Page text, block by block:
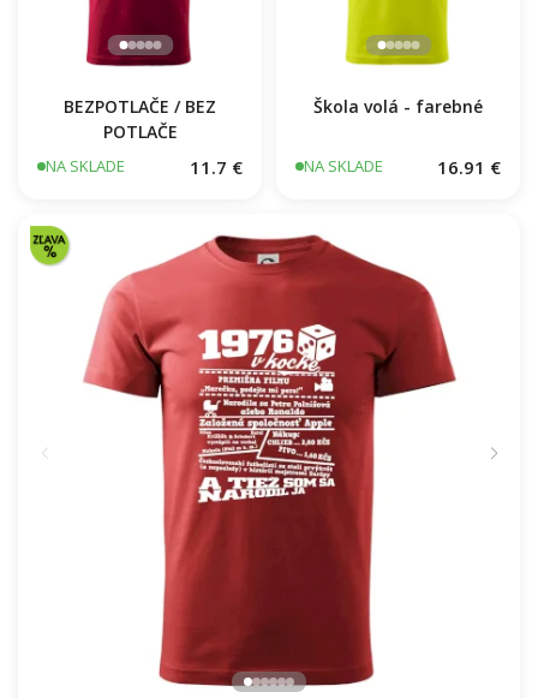
BEZPOTLAČE / BEZ
POTLAČE
NA SKLADE 11.7 €
Škola volá - farebné
NA SKLADE 16.91 €